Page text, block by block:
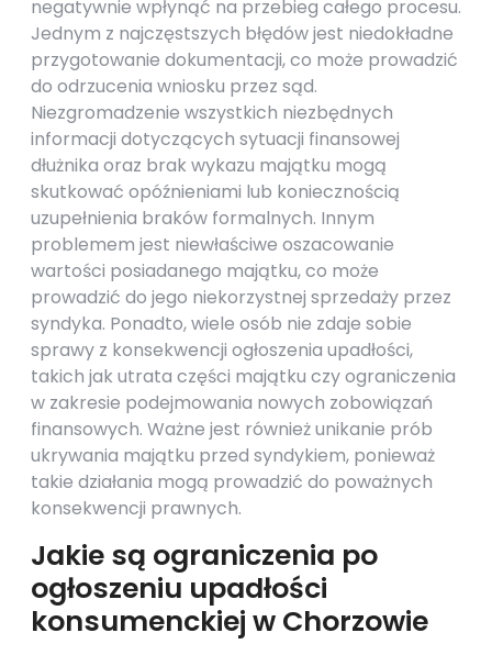
negatywnie wpłynąć na przebieg całego procesu.
Jednym z najczęstszych błędów jest niedokładne
przygotowanie dokumentacji, co może prowadzić
do odrzucenia wniosku przez sąd.
Niezgromadzenie wszystkich niezbędnych
informacji dotyczących sytuacji finansowej
dłużnika oraz brak wykazu majątku mogą
skutkować opóźnieniami lub koniecznością
uzupełnienia braków formalnych. Innym
problemem jest niewłaściwe oszacowanie
wartości posiadanego majątku, co może
prowadzić do jego niekorzystnej sprzedaży przez
syndyka. Ponadto, wiele osób nie zdaje sobie
sprawy z konsekwencji ogłoszenia upadłości,
takich jak utrata części majątku czy ograniczenia
w zakresie podejmowania nowych zobowiązań
finansowych. Ważne jest również unikanie prób
ukrywania majątku przed syndykiem, ponieważ
takie działania mogą prowadzić do poważnych
konsekwencji prawnych.
Jakie są ograniczenia po
ogłoszeniu upadłości
konsumenckiej w Chorzowie